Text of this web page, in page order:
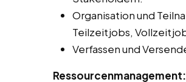
Organisation und
Teilzeitjobs,
Verfassen und
Ressourcenmanagement: